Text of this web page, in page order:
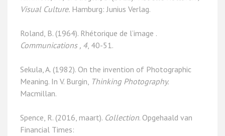
Visual Culture. Hamburg: Junius Verlag.
Roland, B. (1964). Rhétorique de l’image .
Communications , 4, 40-51.
Sekula, A. (1982). On the invention of Photographic
Meaning. In V. Burgin, Thinking Photography.
Macmillan.
Spence, R. (2016, maart). Collection. Opgehaald van
Financial Times: